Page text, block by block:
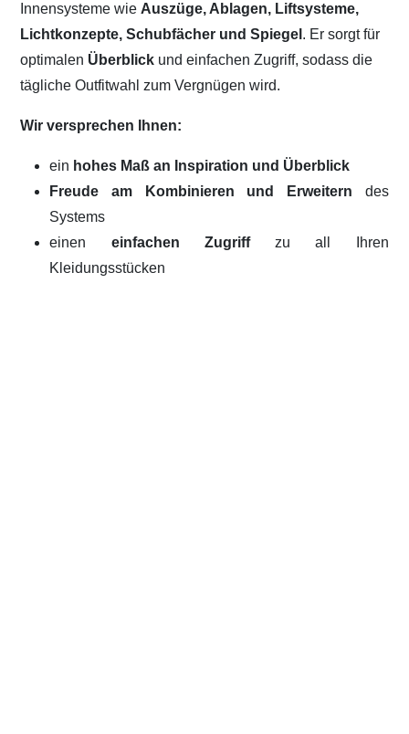
Innensysteme wie Auszüge, Ablagen, Liftsysteme,
Lichtkonzepte, Schubfächer und Spiegel . Er sorgt für
optimalen Überblick und einfachen Zugriff, sodass die
tägliche Outfitwahl zum Vergnügen wird.
Wir versprechen Ihnen:
ein hohes Maß an Inspiration und Überblick
Freude am Kombinieren und Erweitern des
Systems
einen einfachen Zugriffzu all Ihren
Kleidungsstücken